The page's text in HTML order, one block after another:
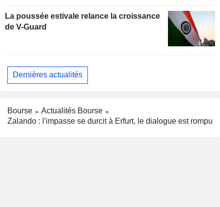
La poussée estivale relance la croissance
de V-Guard
Dernières actualités
Bourse
Actualités Bourse
Zalando : l'impasse se durcit à Erfurt, le dialogue est rompu